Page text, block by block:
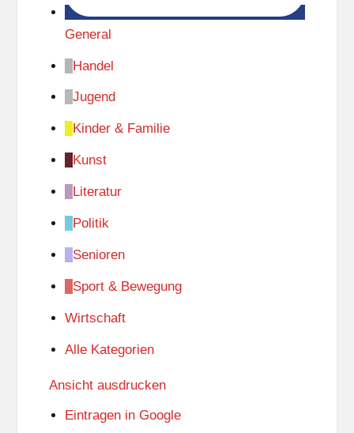
General
Handel
Jugend
Kinder & Familie
Kunst
Literatur
Politik
Senioren
Sport & Bewegung
Wirtschaft
Alle Kategorien
Ansicht ausdrucken
Eintragen in Google